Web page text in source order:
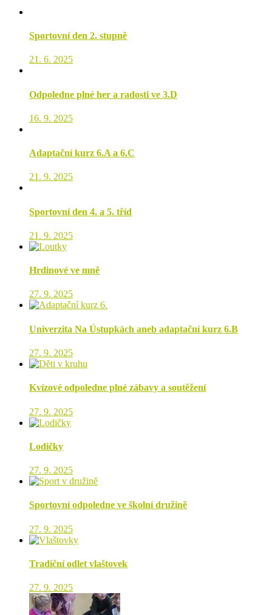
Sportovní den 2. stupně
21. 6. 2025
Odpoledne plné her a radosti ve 3.D
16. 9. 2025
Adaptační kurz 6.A a 6.C
21. 9. 2025
Sportovní den 4. a 5. tříd
21. 9. 2025
Hrdinové ve mně
27. 9. 2025
Univerzita Na Ústupkách aneb adaptační kurz 6.B
27. 9. 2025
Kvízové odpoledne plné zábavy a soutěžení
27. 9. 2025
Lodičky
27. 9. 2025
Sportovní odpoledne ve školní družině
27. 9. 2025
Tradiční odlet vlaštovek
27. 9. 2025